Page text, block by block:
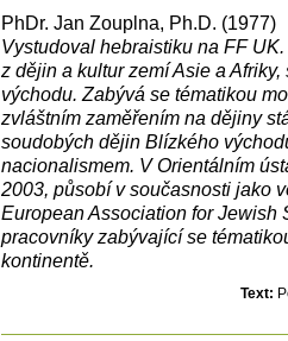
PhDr. Jan Zouplna, Ph.D. (1977)
Vystudoval hebraistiku na FF
z dějin a kultur zemí Asie a
východu. Zabývá se tématikou
zvláštním zaměřením na dějiny
soudobých dějin Blízkého
nacionalismem. V Orientálním
2003, působí v současnosti jako
European Association for Jewish
pracovníky zabývající se
kontinentě.
Text: